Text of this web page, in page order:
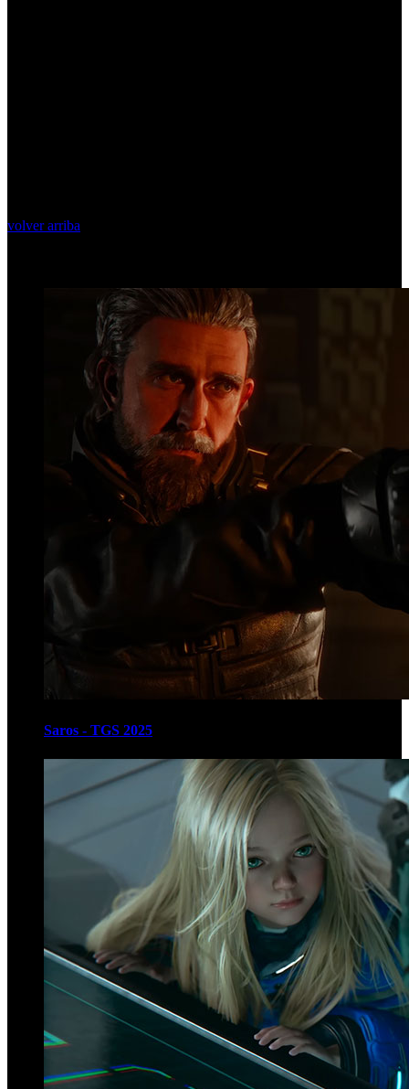
volver arriba
Saros - TGS 2025